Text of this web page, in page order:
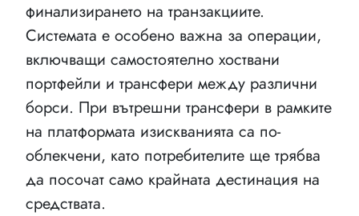
финализирането на транзакциите.
Системата е особено важна за операции,
включващи самостоятелно хоствани
портфейли и трансфери между различни
борси. При вътрешни трансфери в рамките
на платформата изискванията са по-
облекчени, като потребителите ще трябва
да посочат само крайната дестинация на
средствата.